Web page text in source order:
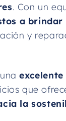
. Con un
a
y
una
que
la